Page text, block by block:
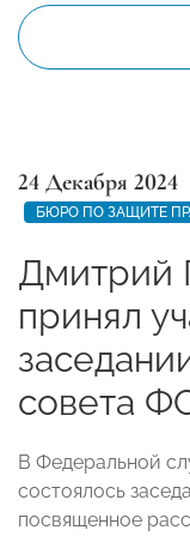
24 Декабря 2024
БЮРО ПО ЗАЩИТЕ
Дмитрий
принял
совета
В Федеральной
состоялось
посвященное